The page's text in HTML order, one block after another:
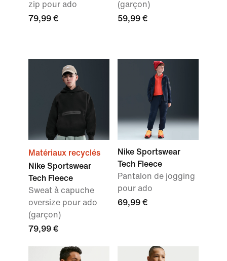
zip pour ado
79,99 €
(garçon)
59,99 €
Matériaux recyclés
Nike Sportswear
Tech Fleece
Sweat à capuche
oversize pour ado
(garçon)
79,99 €
Nike Sportswear
Tech Fleece
Pantalon de jogging
pour ado
69,99 €